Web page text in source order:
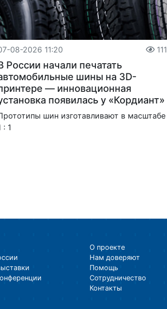
08-2026 11:20 111
России начали печатать
шины на 3D-
— инновационная
появилась у «Кордиант»
шин изготавливают в масштабе
: 1
О проекте
Нам доверяют
Помощь
Сотрудничество
Контакты